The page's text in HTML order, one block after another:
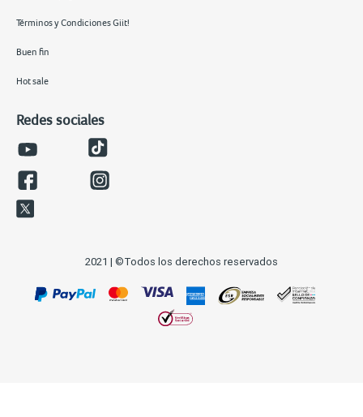
Términos y Condiciones Giit!
Buen fin
Hot sale
Redes sociales
2021 | ©Todos los derechos reservados